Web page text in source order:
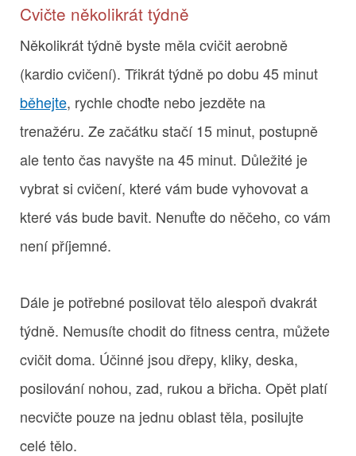
Cvičte několikrát týdně
Několikrát týdně byste měla cvičit aerobně
(kardio cvičení). Třikrát týdně po dobu 45 minut
běhejte, rychle choďte nebo jezděte na
trenažéru. Ze začátku stačí 15 minut, postupně
ale tento čas navyšte na 45 minut. Důležité je
vybrat si cvičení, které vám bude vyhovovat a
které vás bude bavit. Nenuťte do něčeho, co vám
není příjemné.
Dále je potřebné posilovat tělo alespoň dvakrát
týdně. Nemusíte chodit do fitness centra, můžete
cvičit doma. Účinné jsou dřepy, kliky, deska,
posilování nohou, zad, rukou a břicha. Opět platí
necvičte pouze na jednu oblast těla, posilujte
celé tělo.